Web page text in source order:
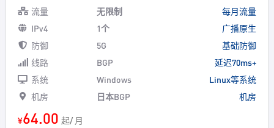
流量
无限制
每月流量
IPv4
1个
广播原生
防御
5G
基础防御
线路
BGP
延迟70ms+
系统
Windows
Linux等系统
机房
日本BGP 机房
¥64.00 起/ 月